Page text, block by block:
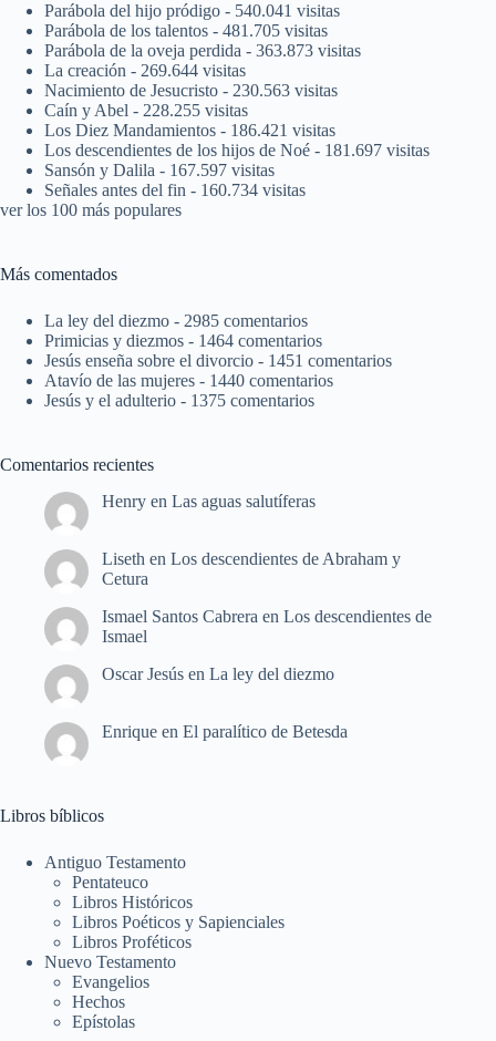
Parábola del hijo pródigo - 540.041 visitas
Parábola de los talentos - 481.705 visitas
Parábola de la oveja perdida - 363.873 visitas
La creación - 269.644 visitas
Nacimiento de Jesucristo - 230.563 visitas
Caín y Abel - 228.255 visitas
Los Diez Mandamientos - 186.421 visitas
Los descendientes de los hijos de Noé - 181.697 visitas
Sansón y Dalila - 167.597 visitas
Señales antes del fin - 160.734 visitas
ver los 100 más populares
Más comentados
La ley del diezmo - 2985 comentarios
Primicias y diezmos - 1464 comentarios
Jesús enseña sobre el divorcio - 1451 comentarios
Atavío de las mujeres - 1440 comentarios
Jesús y el adulterio - 1375 comentarios
Comentarios recientes
Henry en Las aguas salutíferas
Liseth en Los descendientes de Abraham y
Cetura
Ismael Santos Cabrera en Los descendientes de
Ismael
Oscar Jesús en La ley del diezmo
Enrique en El paralítico de Betesda
Libros bíblicos
Antiguo Testamento
Pentateuco
Libros Históricos
Libros Poéticos y Sapienciales
Libros Proféticos
Nuevo Testamento
Evangelios
Hechos
Epístolas